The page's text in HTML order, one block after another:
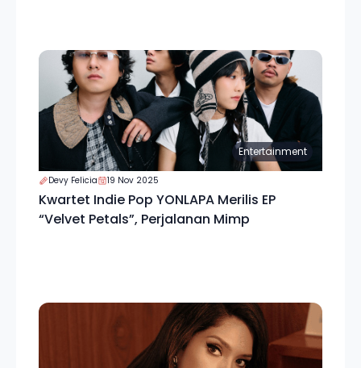
Entertainment
Devy Felicia 19 Nov 2025
Kwartet Indie Pop YONLAPA Merilis EP
“Velvet Petals”, Perjalanan Mimp